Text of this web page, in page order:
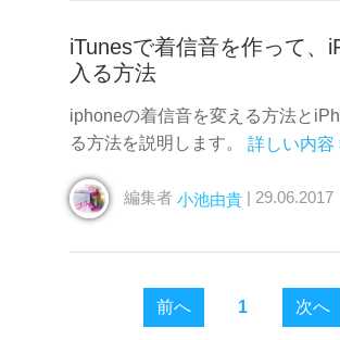
iTunesで着信音を作って、
入る方法
iphoneの着信音を変える方法と
る方法を説明します。 詳しい内容
編集者 小池由貴 | 29.06.2017
前へ 1 次へ